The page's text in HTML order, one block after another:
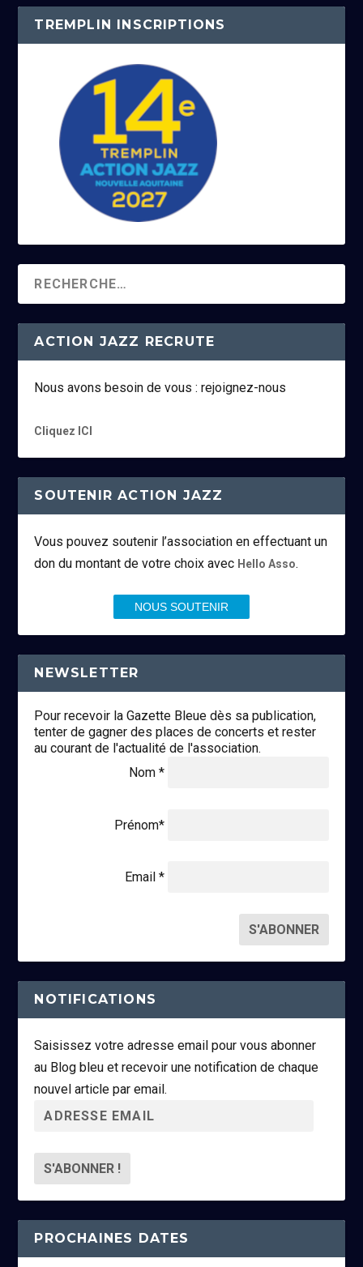
TREMPLIN INSCRIPTIONS
ACTION JAZZ RECRUTE
Nous avons besoin de vous : rejoignez-nous
Cliquez ICI
SOUTENIR ACTION JAZZ
Vous pouvez soutenir l’association en effectuant un
don du montant de votre choix avec Hello Asso.
NOUS SOUTENIR
NEWSLETTER
Pour recevoir la Gazette Bleue dès sa publication,
tenter de gagner des places de concerts et rester
au courant de l'actualité de l'association.
Nom *
Prénom*
Email *
NOTIFICATIONS
Saisissez votre adresse email pour vous abonner
au Blog bleu et recevoir une notification de chaque
nouvel article par email.
r
s
s
e
PROCHAINES DATES